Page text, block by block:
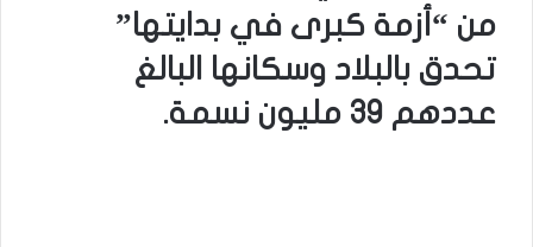
من “أزمة كبرى في بدايتها”
تحدق بالبلاد وسكانها البالغ
عددهم 39 مليون نسمة.